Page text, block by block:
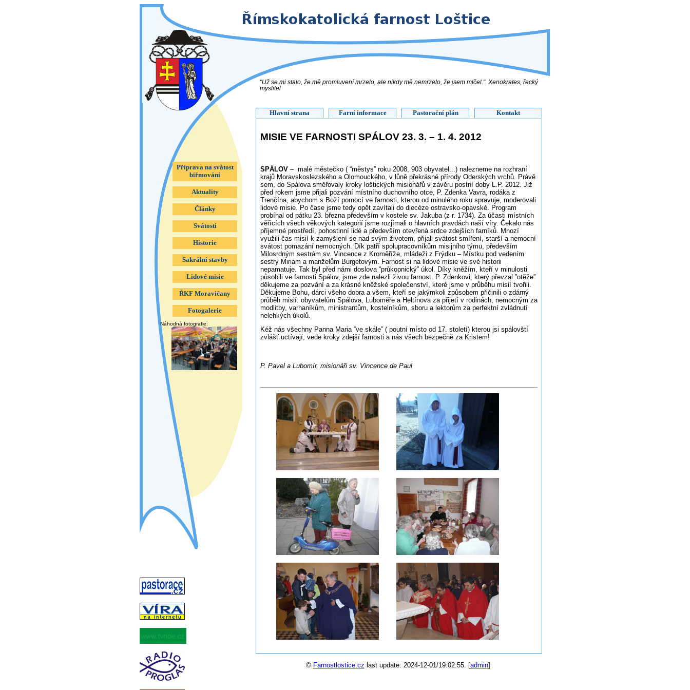
"Už se mi stalo, že mě promluvení mrzelo, ale nikdy mě nemrzelo, že jsem mlčel." Xenokrates, řecký
myslitel
Hlavní strana Farní informace Pastorační plán Kontakt
MISIE VE FARNOSTI SPÁLOV 23. 3. – 1. 4. 2012
SPÁLOV – malé městečko ( “městys” roku 2008, 903 obyvatel...) nalezneme na rozhraní
krajů Moravskoslezského a Olomouckého, v lůně překrásné přírody Oderských vrchů. Právě
sem, do Spálova směřovaly kroky loštických misionářů v závěru postní doby L.P. 2012. Již
před rokem jsme přijali pozvání místního duchovního otce, P. Zdenka Vavra, rodáka z
Trenčína, abychom s Boží pomocí ve farnosti, kterou od minulého roku spravuje, moderovali
lidové misie. Po čase jsme tedy opět zavítali do diecéze ostravsko-opavské. Program
probíhal od pátku 23. března především v kostele sv. Jakuba (z r. 1734). Za účasti místních
věřících všech věkových kategorií jsme rozjímali o hlavních pravdách naší víry. Čekalo nás
příjemné prostředí, pohostinní lidé a především otevřená srdce zdejších farníků. Mnozí
využili čas misií k zamyšlení se nad svým životem, přijali svátost smíření, starší a nemocní
svátost pomazání nemocných. Dík patří spolupracovníkům misijního týmu, především
Milosrdným sestrám sv. Vincence z Kroměříže, mládeži z Frýdku – Místku pod vedením
sestry Miriam a manželům Burgetovým. Farnost si na lidové misie ve své historii
nepamatuje. Tak byl před námi doslova “průkopnický” úkol. Díky kněžím, kteří v minulosti
působili ve farnosti Spálov, jsme zde nalezli živou farnost. P. Zdenkovi, který převzal ”otěže”
děkujeme za pozvání a za krásné kněžské společenství, které jsme v průběhu misií tvořili.
Děkujeme Bohu, dárci všeho dobra a všem, kteří se jakýmkoli způsobem přičinili o zdárný
průběh misií: obyvatelům Spálova, Luboměře a Heltínova za přijetí v rodinách, nemocným za
modlitby, varhaníkům, ministrantům, kostelníkům, sboru a lektorům za perfektní zvládnutí
nelehkých úkolů.
Kéž nás všechny Panna Maria “ve skále” ( poutní místo od 17. století) kterou jsi spálovští
zvlášť uctívají, vede kroky zdejší farnosti a nás všech bezpečně za Kristem!
P. Pavel a Lubomír, misionáři sv. Vincence de Paul
Příprava na svátost
biřmování
Aktuality
Články
Svátosti
Historie
Sakrální stavby
Lidové misie
ŘKF Moravičany
Fotogalerie
Náhodná fotografie:
© Farnostlostice.cz last update: 2024-12-01/19:02:55. [admin]